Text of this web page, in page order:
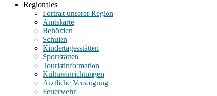
Regionales
Portrait unserer Region
Amtskarte
Behörden
Schulen
Kindertagesstätten
Sportstätten
Touristinformation
Kultureinrichtungen
Ärztliche Versorgung
Feuerwehr